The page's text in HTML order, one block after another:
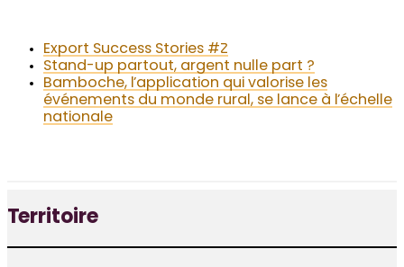
Export Success Stories #2
Stand-up partout, argent nulle part ?
Bamboche, l’application qui valorise les
événements du monde rural, se lance à l’échelle
nationale
Territoire